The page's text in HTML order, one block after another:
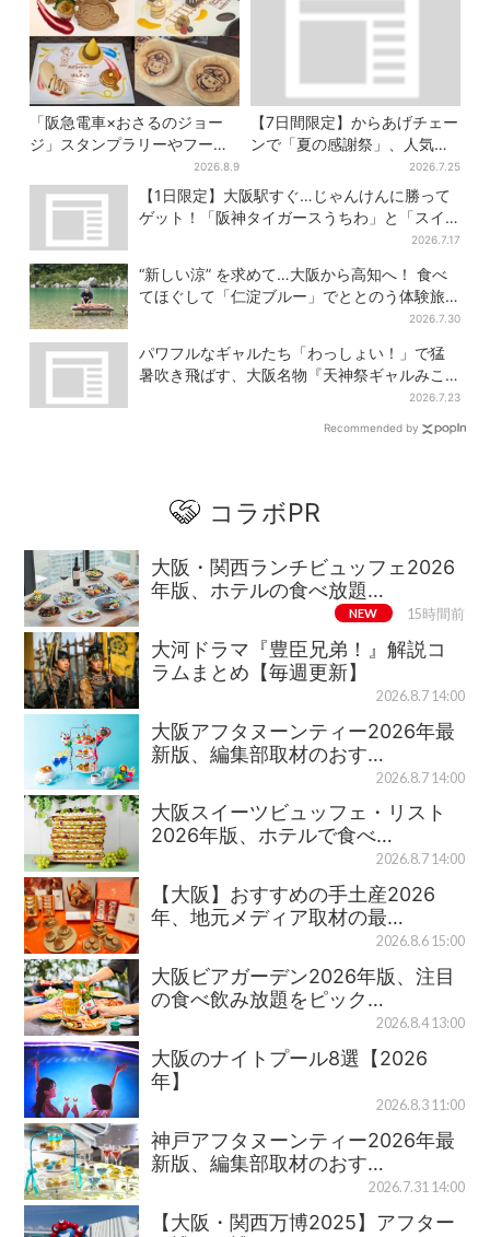
「阪急電車×おさるのジョー
ジ」スタンプラリーやフード
販売…梅田にジョージの大好
きスイーツ「カノーリ」登場
2026.8.9
【7日間限定】からあげチェー
ンで「夏の感謝祭」、人気の
2026.7.25
【1日限定】大阪駅すぐ…じゃんけんに勝って
ゲット！「阪神タイガースうちわ」と「スイ
2026.7.17
“新しい涼” を求めて…大阪から高知へ！ 食べ
てほぐして「仁淀ブルー」でととのう体験旅
2026.7.30
パワフルなギャルたち「わっしょい！」で猛
暑吹き飛ばす、大阪名物『天神祭ギャルみこ
2026.7.23
Recommended by
コラボPR
大阪・関西ランチビュッフェ2026
年版、ホテルの食べ放題…
NEW 15時間前
大河ドラマ『豊臣兄弟！』解説コ
ラムまとめ【毎週更新】
2026.8.7 14:00
大阪アフタヌーンティー2026年最
新版、編集部取材のおす…
2026.8.7 14:00
大阪スイーツビュッフェ・リスト
2026年版、ホテルで食べ…
2026.8.7 14:00
【大阪】おすすめの手土産2026
年、地元メディア取材の最…
2026.8.6 15:00
大阪ビアガーデン2026年版、注目
の食べ飲み放題をピック…
2026.8.4 13:00
大阪のナイトプール8選【2026
年】
2026.8.3 11:00
神戸アフタヌーンティー2026年最
新版、編集部取材のおす…
2026.7.31 14:00
【大阪・関西万博2025】アフター